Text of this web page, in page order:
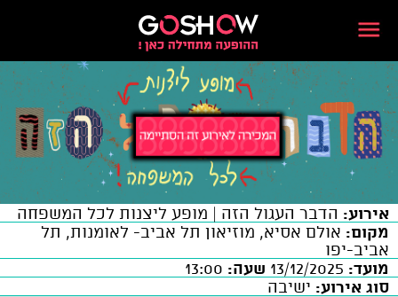
אירוע: הדבר העגול הזה | מופע ליצנות לכל המשפחה
מקום: אולם אסיא, מוזיאון תל אביב- לאומנות, תל
אביב-יפו
מועד:
שעה:
סוג אירוע: ישיבה